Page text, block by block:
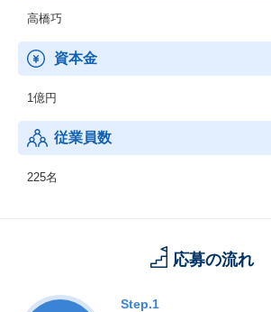
高橋巧
資本金
1億円
従業員数
225名
応募の流れ
Step.1